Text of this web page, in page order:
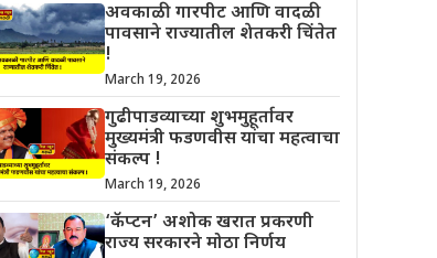
अवकाळी गारपीट आणि वादळी
पावसाने राज्यातील शेतकरी चिंतेत
!
March 19, 2026
गुढीपाडव्याच्या शुभमुहूर्तावर
मुख्यमंत्री फडणवीस यांचा महत्वाचा
संकल्प !
March 19, 2026
‘कॅप्टन’ अशोक खरात प्रकरणी
राज्य सरकारने मोठा निर्णय